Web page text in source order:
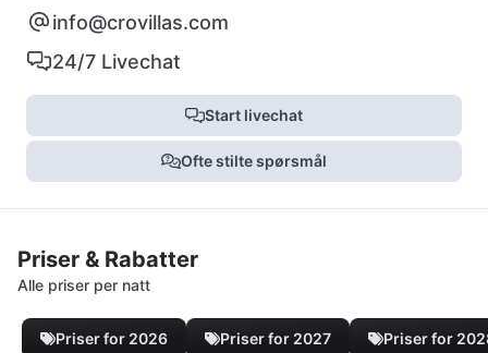
info@crovillas.com
24/7 Livechat
Start livechat
Ofte stilte spørsmål
Priser & Rabatter
Alle priser per natt
Priser for 2026 Priser for 2027 Priser for